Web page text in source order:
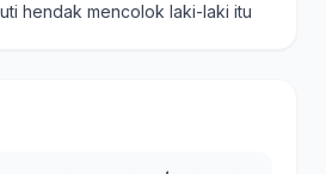
hendak mencolok laki-laki itu